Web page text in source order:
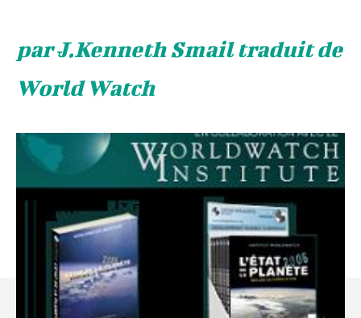
par J.Kenneth Smail traduit de
World Watch